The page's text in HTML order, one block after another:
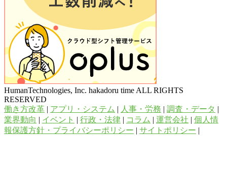
HumanTechnologies, Inc. hakadoru time ALL RIGHTS
RESERVED
働き方改革 | アプリ・システム | 人事・労務 | 調査・データ |
業界動向 | イベント | 行政・法律 | コラム | 運営会社 | 個人情
報保護方針・プライバシーポリシー | サイトポリシー |